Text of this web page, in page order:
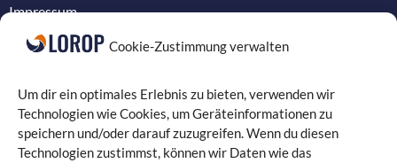
Cookie-Zustimmung verwalten
Um dir ein optimales Erlebnis zu bieten, verwenden wir
Technologien wie Cookies, um Geräteinformationen zu
speichern und/oder darauf zuzugreifen. Wenn du diesen
Technologien zustimmst, können wir Daten wie das
Impressum
AVB
Interne Meldestelle
Sitemap